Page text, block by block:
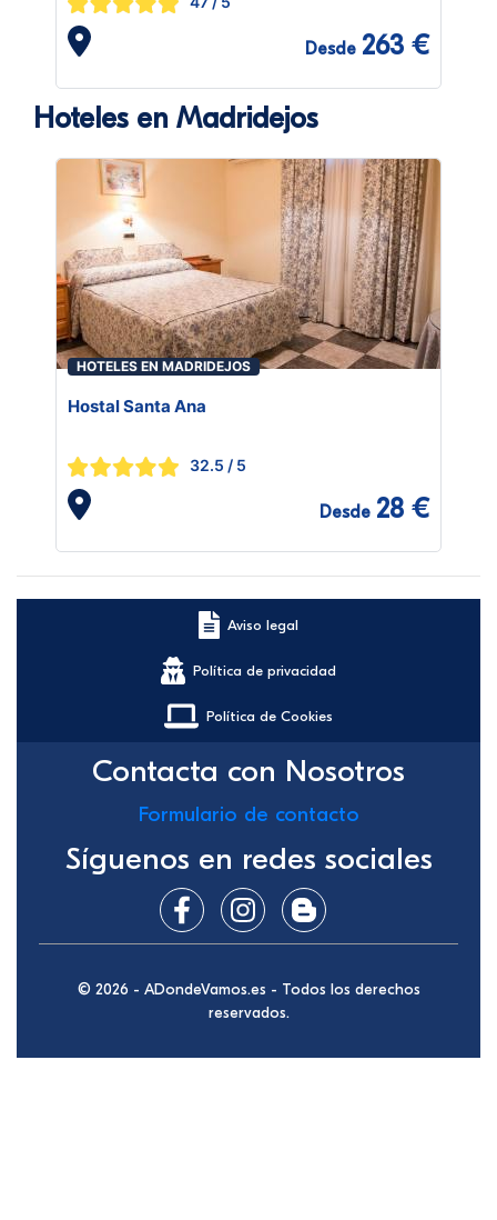
Desde 263 €
Hoteles en Madridejos
HOTELES EN MADRIDEJOS
Hostal Santa Ana
32.5 / 5
Desde 28 €
Aviso legal
Política de privacidad
Política de Cookies
Contacta con Nosotros
Formulario de contacto
Síguenos en redes sociales
© 2026 - ADondeVamos.es - Todos los derechos
reservados.